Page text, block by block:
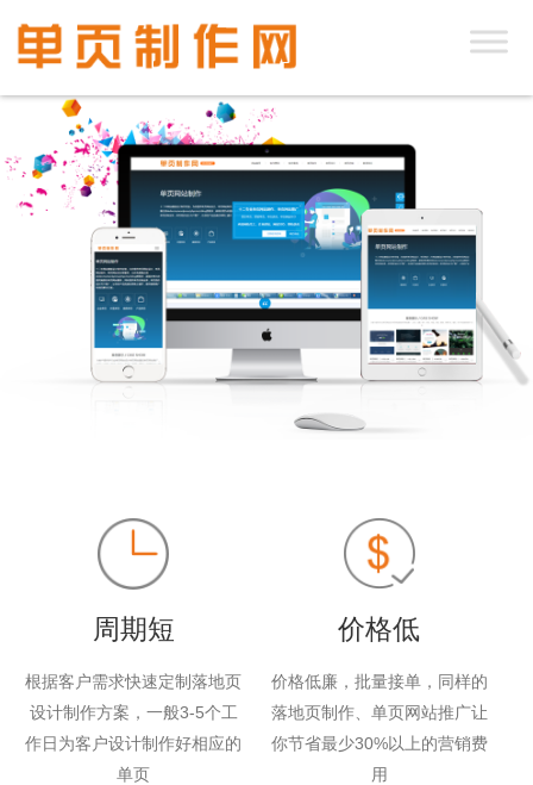
周期短
根据客户需求快速定制落地页
设计制作方案，一般3-5个工
作日为客户设计制作好相应的
单页
价格低
价格低廉，批量接单，同样的
落地页制作、单页网站推广让
你节省最少30%以上的营销费
用